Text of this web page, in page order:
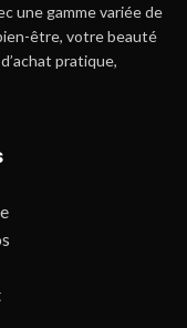
une gamme variée de
être, votre beauté
pratique,